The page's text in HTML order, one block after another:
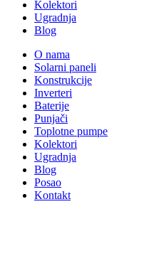
Kolektori
Ugradnja
Blog
O nama
Solarni paneli
Konstrukcije
Inverteri
Baterije
Punjači
Toplotne pumpe
Kolektori
Ugradnja
Blog
Posao
Kontakt